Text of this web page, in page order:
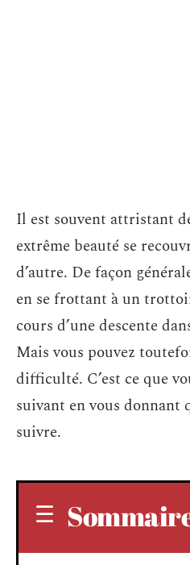
Il est souvent attristant
extrême beauté se
d’autre. De façon
en se frottant à un
cours d’une descente
Mais vous pouvez
difficulté. C’est ce que
suivant en vous donnant
suivre.